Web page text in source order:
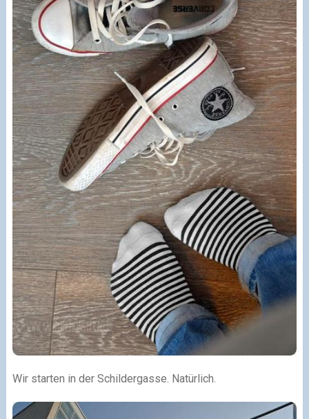
Wir starten in der Schildergasse. Natürlich.